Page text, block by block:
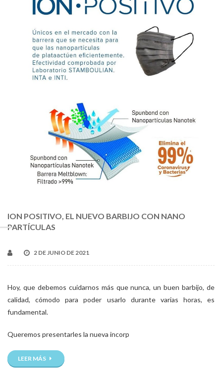
ION POSITIVO, EL NUEVO BARBIJO CON NANO
PARTÍCULAS
2 DE JUNIO DE 2021
Hoy, que debemos cuidarnos más que nunca, un buen barbijo, de
calidad, cómodo para poder usarlo durante varias horas, es
fundamental.
Queremos presentarles la nueva incorp
LEER MÁS